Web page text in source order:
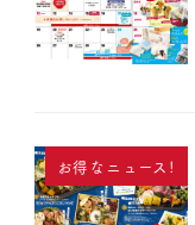
お得なニュース!